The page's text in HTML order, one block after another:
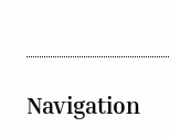
Navigation